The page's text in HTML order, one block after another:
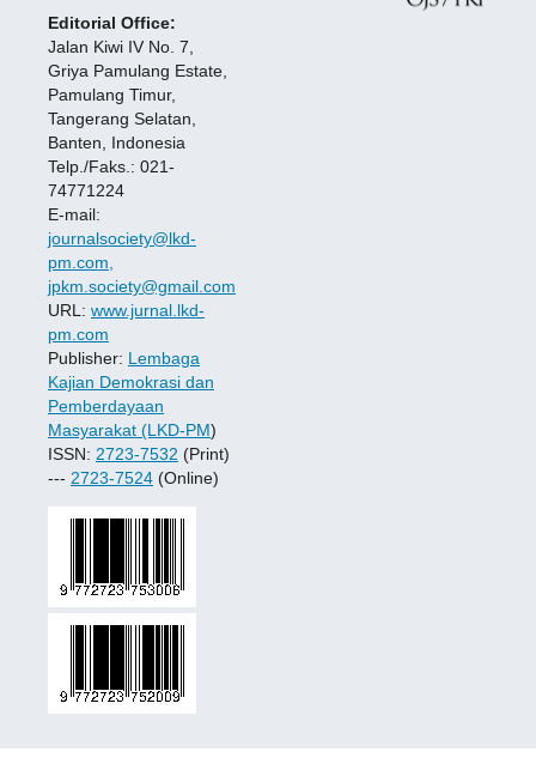
Editorial Office:
Jalan Kiwi IV No. 7,
Griya Pamulang Estate,
Pamulang Timur,
Tangerang Selatan,
Banten, Indonesia
Telp./Faks.: 021-
74771224
E-mail:
journalsociety@lkd-
pm.com,
jpkm.society@gmail.com
URL: www.jurnal.lkd-
pm.com
Publisher: Lembaga
Kajian Demokrasi dan
Pemberdayaan
Masyarakat (LKD-PM)
ISSN: 2723-7532 (Print)
--- 2723-7524 (Online)